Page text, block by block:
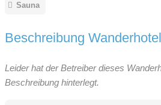
Sauna
Beschreibung Wanderhotel
Leider hat der Betreiber dieses
Beschreibung hinterlegt.